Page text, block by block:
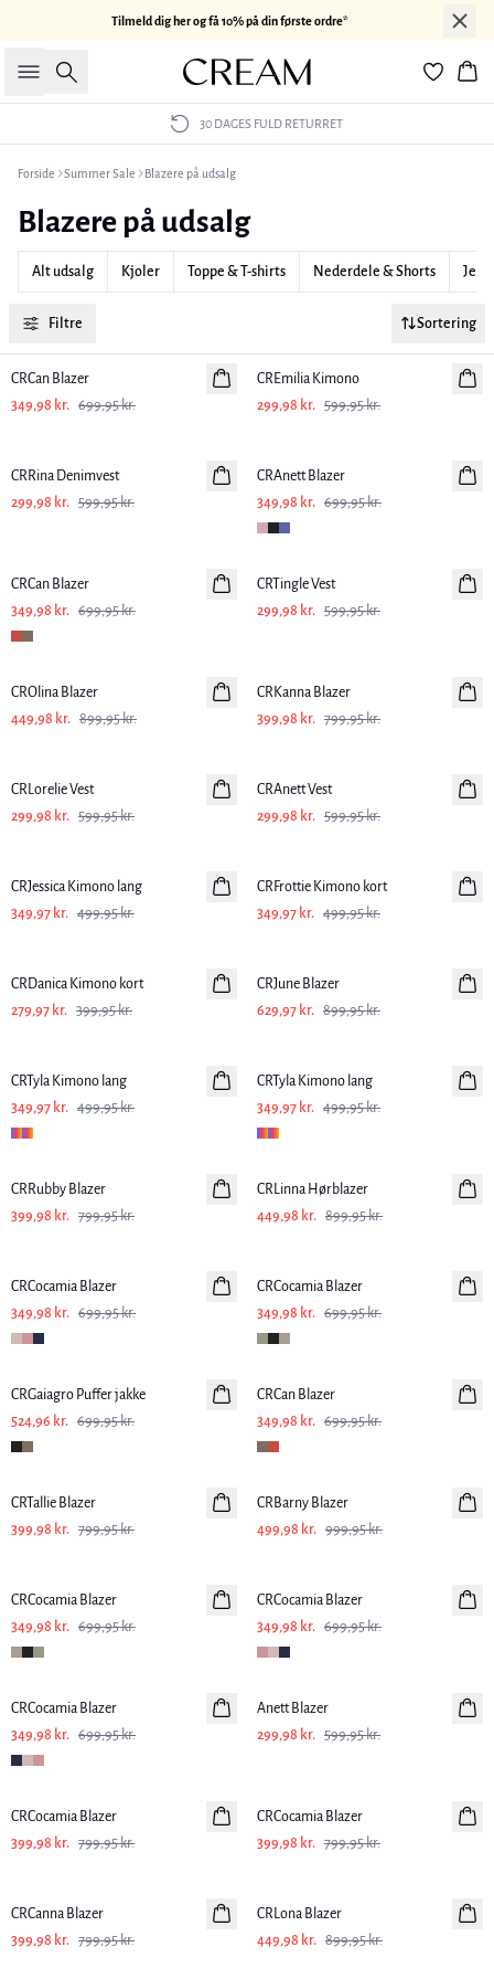
Tilmeld dig her og få 10% på din første ordre*
Søg
30 DAGES FULD RETURRET
Forside Summer Sale Blazere på udsalg
Blazere på udsalg
Alt udsalg Kjoler Toppe & T-shirts Nederdele & Shorts
Filtre Sortering
-50%
CRCan Blazer
349,98 kr. 699,95 kr.
CREmilia Kimono
299,98 kr. 599,95 kr.
CRRina Denimvest
299,98 kr. 599,95 kr.
CRAnett Blazer
349,98 kr. 699,95 kr.
CRCan Blazer
349,98 kr. 699,95 kr.
-50%
CRTingle Vest
299,98 kr. 599,95 kr.
-50%
CROlina Blazer
449,98 kr. 899,95 kr.
CRKanna Blazer
399,98 kr. 799,95 kr.
CRLorelie Vest
299,98 kr. 599,95 kr.
CRAnett Vest
299,98 kr. 599,95 kr.
CRJessica Kimono lang
349,97 kr. 499,95 kr.
CRFrottie Kimono kort
349,97 kr. 499,95 kr.
CRDanica Kimono kort
279,97 kr. 399,95 kr.
CRJune Blazer
629,97 kr. 899,95 kr.
CRTyla Kimono lang
349,97 kr. 499,95 kr.
CRTyla Kimono lang
349,97 kr. 499,95 kr.
-50%
CRRubby Blazer
399,98 kr. 799,95 kr.
Hør
-50%
CRLinna Hørblazer
449,98 kr. 899,95 kr.
CRCocamia Blazer
349,98 kr. 699,95 kr.
CRCocamia Blazer
349,98 kr. 699,95 kr.
SALE
CRGaiagro Puffer jakke
524,96 kr. 699,95 kr.
-50%
CRCan Blazer
349,98 kr. 699,95 kr.
-50%
CRTallie Blazer
399,98 kr. 799,95 kr.
-50%
CRBarny Blazer
499,98 kr. 999,95 kr.
CRCocamia Blazer
349,98 kr. 699,95 kr.
CRCocamia Blazer
349,98 kr. 699,95 kr.
-50%
CRCocamia Blazer
349,98 kr. 699,95 kr.
-50%
Anett Blazer
299,98 kr. 599,95 kr.
-50%
CRCocamia Blazer
399,98 kr. 799,95 kr.
CRCocamia Blazer
399,98 kr. 799,95 kr.
CRCanna Blazer
399,98 kr. 799,95 kr.
CRLona Blazer
449,98 kr. 899,95 kr.